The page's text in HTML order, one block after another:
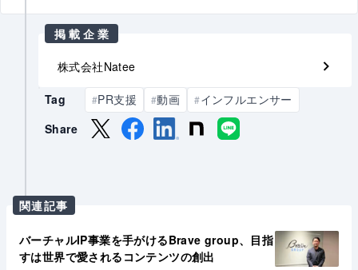
掲載企業
株式会社Natee
Tag #PR支援 #動画 #インフルエンサー
Share
関連記事
バーチャルIP事業を手がけるBrave group、目指
すは世界で愛されるコンテンツの創出